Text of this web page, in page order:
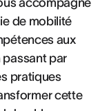
accompagne
de mobilité
aux
par
pratiques
cette